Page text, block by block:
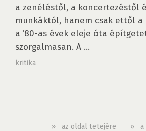
a zenéléstől, a koncertezéstől
munkáktól, hanem csak ettől
a ’80-as évek eleje óta
szorgalmasan. A ...
kritika
» az oldal tetejére »